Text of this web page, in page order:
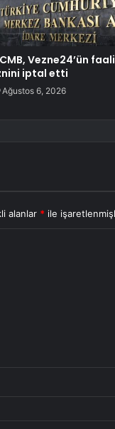
Vezne24’ün
iptal etti
Ağustos 6, 2026
alanlar * ile